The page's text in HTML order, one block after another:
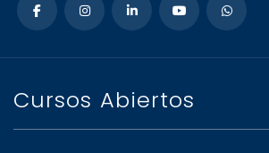
Cursos Abiertos